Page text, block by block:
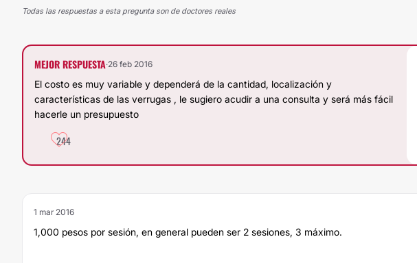
Todas las respuestas a esta pregunta son de doctores reales
MEJOR RESPUESTA·26 feb 2016
El costo es muy variable y dependerá de la cantidad, localización y
características de las verrugas , le sugiero acudir a una consulta y será más fácil
hacerle un presupuesto
244
1 mar 2016
1,000 pesos por sesión, en general pueden ser 2 sesiones, 3 máximo.